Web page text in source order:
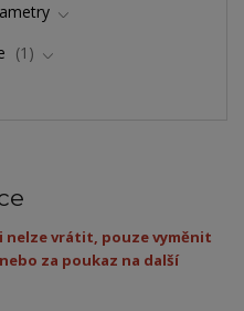
1
nelze vrátit, pouze vyměnit
za poukaz na další